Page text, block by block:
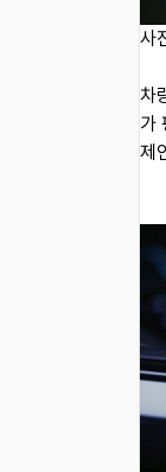
사
차
가
제